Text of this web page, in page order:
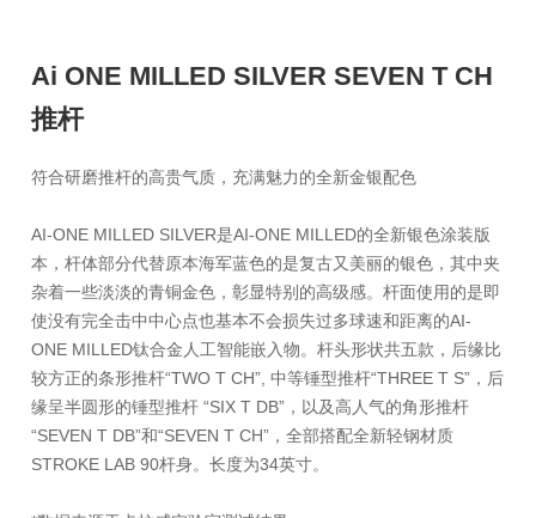
博
博
藏
Ai ONE MILLED SILVER SEVEN T CH
推杆
符合研磨推杆的高贵气质，充满魅力的全新金银配色
AI-ONE MILLED SILVER是AI-ONE MILLED的全新银色涂装版
本，杆体部分代替原本海军蓝色的是复古又美丽的银色，其中夹
杂着一些淡淡的青铜金色，彰显特别的高级感。杆面使用的是即
使没有完全击中中心点也基本不会损失过多球速和距离的AI-
ONE MILLED钛合金人工智能嵌入物。杆头形状共五款，后缘比
较方正的条形推杆“TWO T CH”, 中等锤型推杆“THREE T S”，后
缘呈半圆形的锤型推杆 “SIX T DB”，以及高人气的角形推杆
“SEVEN T DB”和“SEVEN T CH”，全部搭配全新轻钢材质
STROKE LAB 90杆身。长度为34英寸。